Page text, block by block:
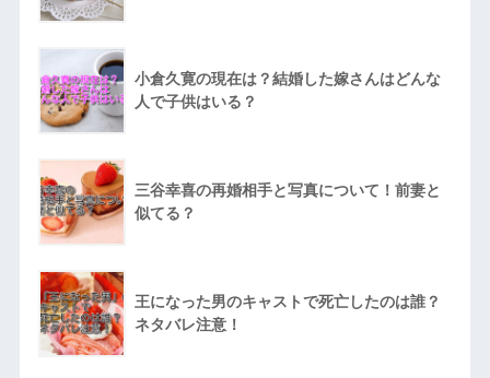
小倉久寛の現在は？結婚した嫁さんはどんな
人で子供はいる？
三谷幸喜の再婚相手と写真について！前妻と
似てる？
王になった男のキャストで死亡したのは誰？
ネタバレ注意！